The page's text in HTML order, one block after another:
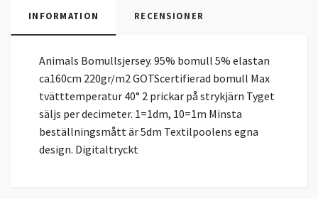
INFORMATION RECENSIONER
Animals Bomullsjersey. 95% bomull 5% elastan
ca160cm 220gr/m2 GOTScertifierad bomull Max
tvätttemperatur 40° 2 prickar på strykjärn Tyget
säljs per decimeter. 1=1dm, 10=1m Minsta
beställningsmått är 5dm Textilpoolens egna
design. Digitaltryckt